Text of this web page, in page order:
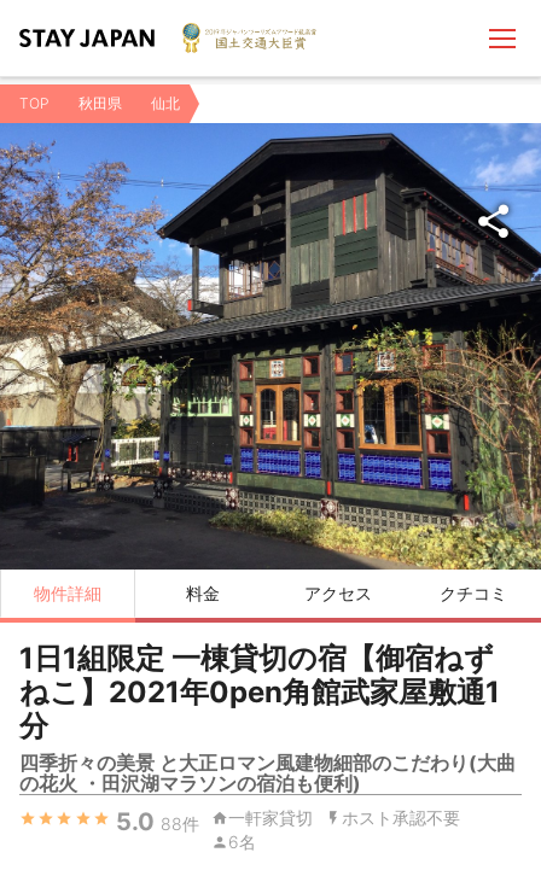
TOP 秋田県 仙北
物件詳細 料金 アクセス クチコミ
1日1組限定 一棟貸切の宿【御宿ねず
ねこ】2021年0pen角館武家屋敷通1
分
四季折々の美景 と大正ロマン風建物細部のこだわり(大曲
の花火 ・田沢湖マラソンの宿泊も便利)
5.0 88件 一軒家貸切
ホスト承認不要
6名